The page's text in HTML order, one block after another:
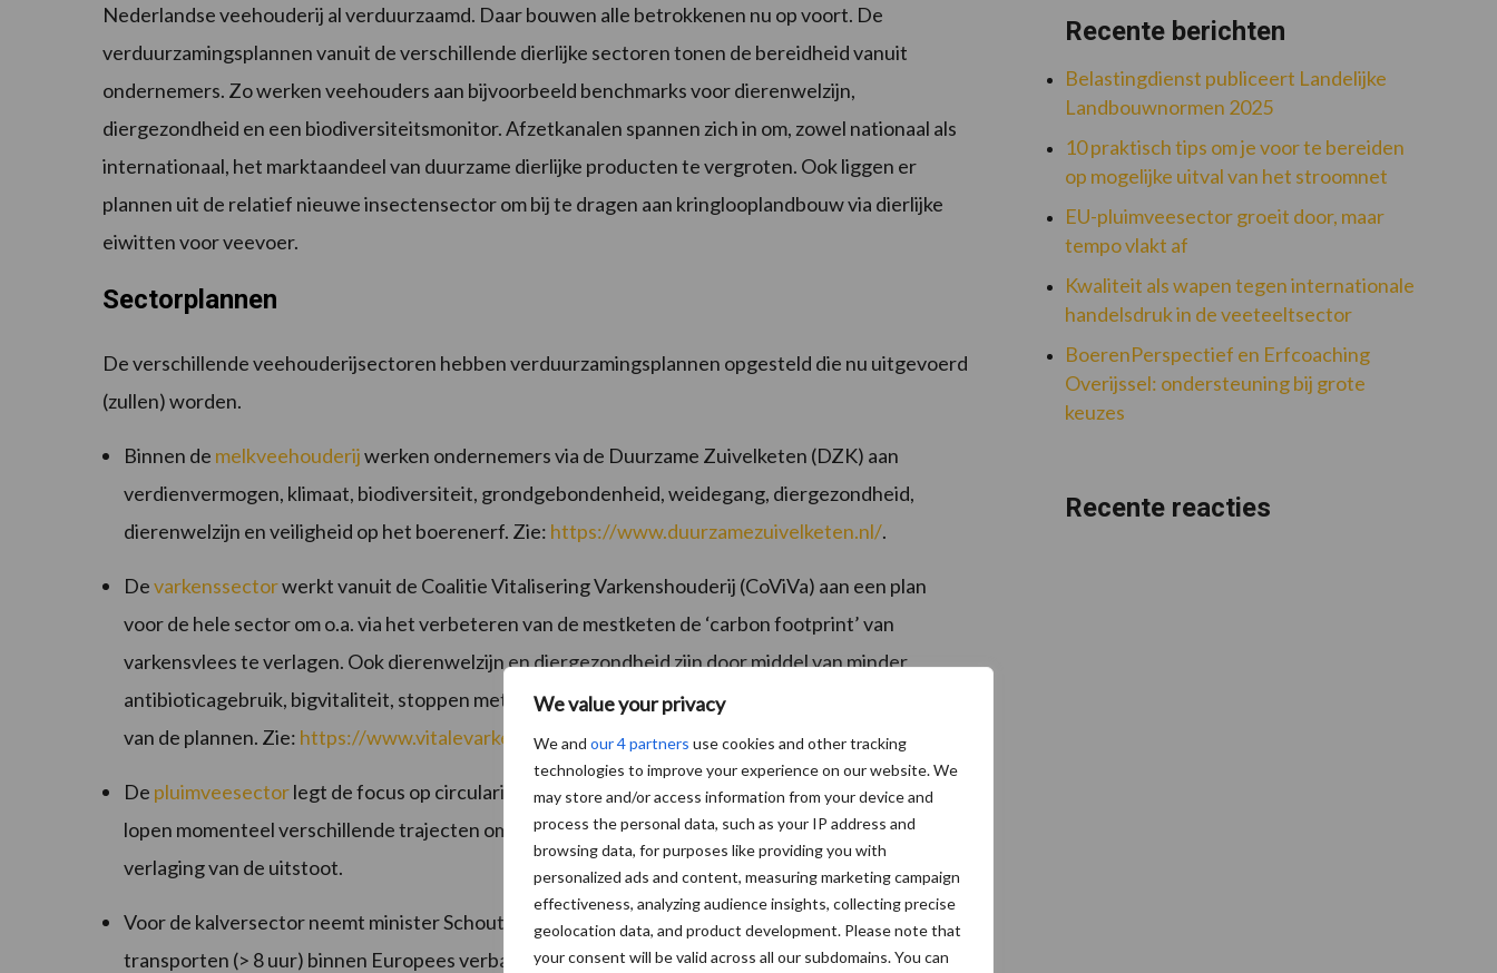
We value your privacy
We and our 4 partners use cookies and other tracking
technologies to improve your experience on our website. We
may store and/or access information from your device and
process the personal data, such as your IP address and
browsing data, for purposes like providing you with
personalized ads and content, measuring marketing campaign
effectiveness, analyzing audience insights, collecting precise
geolocation data, and product development. Please note that
your consent will be valid across all our subdomains. You can
Nederlandse veehouderij al verduurzaamd. Daar bouwen alle betrokkenen nu op voort. De
verduurzamingsplannen vanuit de verschillende dierlijke sectoren tonen de bereidheid vanuit
ondernemers. Zo werken veehouders aan bijvoorbeeld benchmarks voor dierenwelzijn,
diergezondheid en een biodiversiteitsmonitor. Afzetkanalen spannen zich in om, zowel nationaal als
internationaal, het marktaandeel van duurzame dierlijke producten te vergroten. Ook liggen er
plannen uit de relatief nieuwe insectensector om bij te dragen aan kringlooplandbouw via dierlijke
eiwitten voor veevoer.
Sectorplannen
De verschillende veehouderijsectoren hebben verduurzamingsplannen opgesteld die nu uitgevoerd
(zullen) worden.
Binnen de melkveehouderijwerken ondernemers via de Duurzame Zuivelketen (DZK) aan
verdienvermogen, klimaat, biodiversiteit, grondgebondenheid, weidegang, diergezondheid,
dierenwelzijn en veiligheid op het boerenerf. Zie: https://www.duurzamezuivelketen.nl/.
Devarkenssectorwerkt vanuit de Coalitie Vitalisering Varkenshouderij (CoViVa) aan een plan
voor de hele sector om o.a. via het verbeteren van de mestketen de ‘carbon footprint’ van
varkensvlees te verlagen. Ook dierenwelzijn en diergezondheid zijn door middel van minder
antibioticagebruik, bigvitaliteit, stoppen met castreren en het couperen van staarten onderdeel
van de plannen. Zie: https://www.vitalevarkenshouderij.nl/.
De pluimveesectorlegt de focus op circulariteit, dierenwelzijn en vermindering van emissies. Er
lopen momenteel verschillende trajecten om pluimveehouders handvatten te bieden ter
verlaging van de uitstoot.
Voor de kalversector neemt minister Schouten zelf maatregelen. Zo zet zij zich in om langeafstand
transporten (> 8 uur) binnen Europees verband tegen te gaan. Ook komt er een scenariostudie om
Recente berichten
Belastingdienst publiceert Landelijke
Landbouwnormen 2025
10 praktisch tips om je voor te bereiden
op mogelijke uitval van het stroomnet
EU-pluimveesector groeit door, maar
tempo vlakt af
Kwaliteit als wapen tegen internationale
handelsdruk in de veeteeltsector
BoerenPerspectief en Erfcoaching
Overijssel: ondersteuning bij grote
keuzes
Recente reacties